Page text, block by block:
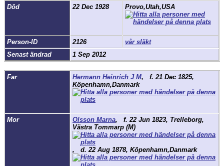
Död
22 Dec 1928 Provo,Utah,USA
Person-ID 2126
vår släkt
Senast ändrad
1 Sep 2012
Far Hermann Heinrich J M, f. 21 Dec 1825,
Köpenhamn,Danmark
Mor Olsson Marna, f. 22 Jun 1823, Trelleborg,
Västra Tommarp (M)
, d. 22 Aug 1878, Köpenhamn,Danmark